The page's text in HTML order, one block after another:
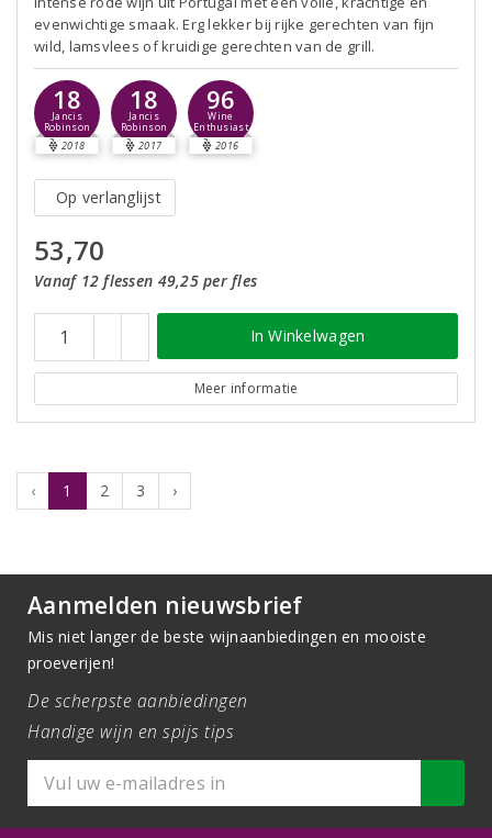
evenwichtige smaak. Erg lekker bij rijke gerechten van fijn
wild, lamsvlees of kruidige gerechten van de grill.
18
Jancis
Robinson
2018
18
Jancis
Robinson
2017
96
Wine
Enthusiast
2016
Op verlanglijst
53,70
Vanaf 12 flessen 49,25 per fles
In Winkelwagen
Meer informatie
‹ 1 2 3 ›
Aanmelden nieuwsbrief
Mis niet langer de beste wijnaanbiedingen en mooiste
proeverijen!
De scherpste aanbiedingen
Handige wijn en spijs tips